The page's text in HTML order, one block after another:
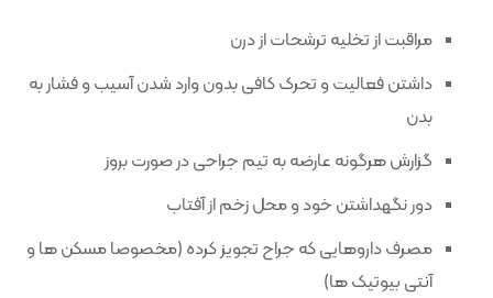
مراقبت از تخلیه ترشحات از درن
داشتن فعالیت و تحرک کافی بدون وارد شدن آسیب و فشار به
بدن
گزارش هرگونه عارضه به تیم جراحی در صورت بروز
دور نگهداشتن خود و محل زخم از آفتاب
مصرف داروهایی که جراح تجویز کرده (مخصوصا مسکن ها و
آنتی بیوتیک ها)